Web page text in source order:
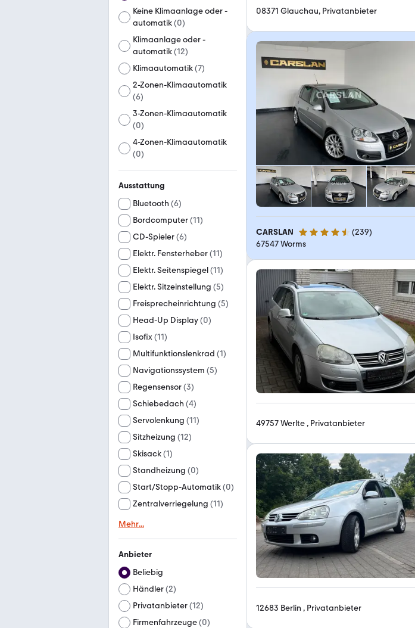
Keine Klimaanlage oder -
automatik(0)
Klimaanlage oder -
automatik(12)
Klimaautomatik(7)
2-Zonen-Klimaautomatik
(6)
3-Zonen-Klimaautomatik
(0)
4-Zonen-Klimaautomatik
(0)
Ausstattung
Bluetooth (6)
Bordcomputer(11)
CD-Spieler(6)
Elektr. Fensterheber(11)
Elektr. Seitenspiegel(11)
Elektr. Sitzeinstellung (5)
Freisprecheinrichtung (5)
Head-Up Display(0)
Isofix(11)
Multifunktionslenkrad (1)
Navigationssystem (5)
Regensensor(3)
Schiebedach (4)
Servolenkung (11)
Sitzheizung (12)
Skisack(1)
Standheizung (0)
Start/Stopp-Automatik(0)
Zentralverriegelung (11)
Mehr...
Anbieter
Beliebig
Händler(2)
Privatanbieter(12)
Firmenfahrzeuge(0)
08371 Glauchau, Privatanbieter
CARSLAN 4.7 Sterne (239)
67547 Worms
49757 Werlte , Privatanbieter
12683 Berlin , Privatanbieter